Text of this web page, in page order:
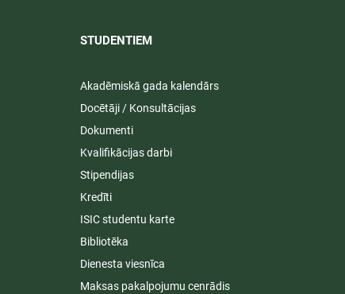
STUDENTIEM​
Akadēmiskā gada kalendārs
Docētāji / Konsultācijas
Dokumenti
Kvalifikācijas darbi
Stipendijas
Kredīti
ISIC studentu karte
Bibliotēka
Dienesta viesnīca
Maksas pakalpojumu cenrādis